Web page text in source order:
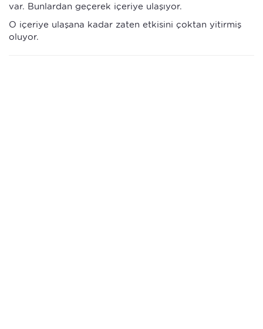
var. Bunlardan geçerek içeriye ulaşıyor.
O içeriye ulaşana kadar zaten etkisini çoktan yitirmiş
oluyor.